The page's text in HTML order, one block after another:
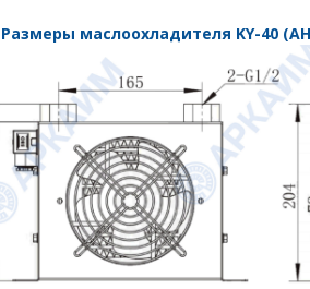
Размеры маслоохладителя KY-40